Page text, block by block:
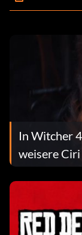
In Witcher
weisere